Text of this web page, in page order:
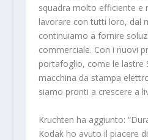
squadra molto efficiente e
lavorare con tutti loro, dal
continuiamo a fornire
commerciale. Con i nuovi
portafoglio, come le lastre
macchina da stampa
siamo pronti a crescere a
Kruchten ha aggiunto:
Kodak ho avuto il piacere